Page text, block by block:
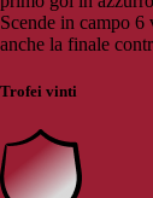
Scende in campo
anche la finale
Trofei vinti